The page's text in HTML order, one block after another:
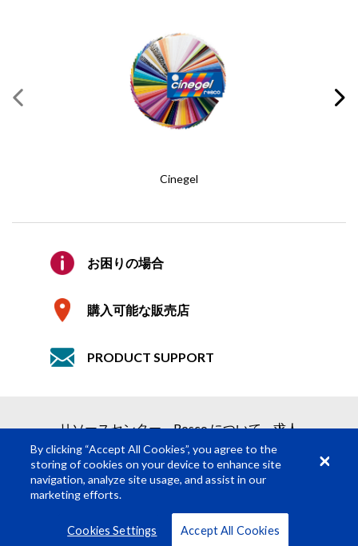
E メールの確認*
Cinegel
見積り依頼
2つの簡単なステップで見積りを取得
見積り依頼の送信
姓*
ジョブ タイトル*
お困りの場合
購入可能な販売店
PRODUCT SUPPORT
リソースセンター Rosco について 求人
By clicking “Accept All Cookies”, you agree to the
storing of cookies on your device to enhance site
navigation, analyze site usage, and assist in our
marketing efforts.
Cookies Settings Accept All Cookies